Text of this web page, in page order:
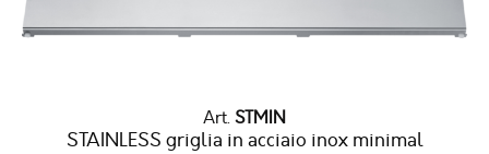
Art. STMIN
STAINLESS griglia in acciaio inox minimal